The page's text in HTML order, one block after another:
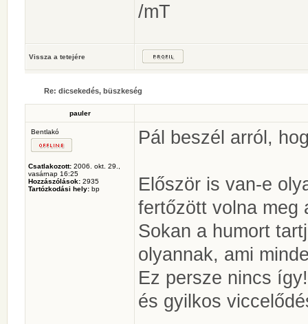
/mT
Vissza a tetejére
Re: dicsekedés, büszkeség
pauler
Bentlakó
Csatlakozott: 2006. okt. 29.,
vasárnap 16:25
Hozzászólások: 2935
Tartózkodási hely: bp
Pál beszél arról,
Először is van-e
fertőzött volna meg
Sokan a humort
olyannak, ami
Ez persze nincs
és gyilkos